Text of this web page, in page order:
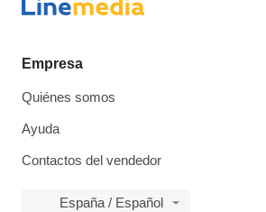
Empresa
Quiénes somos
Ayuda
Contactos del vendedor
España / Español